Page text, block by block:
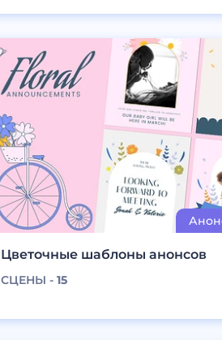
Цветочные шаблоны анонсов
СЦЕНЫ - 15